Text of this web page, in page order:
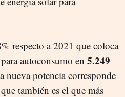
respecto a 2021 que coloca
autoconsumo en 5.249
nueva potencia corresponde
también es el que más